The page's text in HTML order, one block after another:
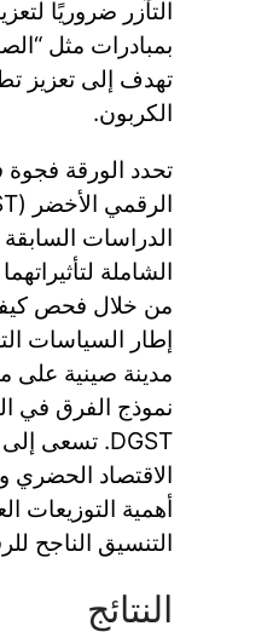
التآزر ضروريًا
بمبادرات مثل
تهدف إلى تعزيز
الكربون.
تحدد الورقة فجوة
الدراسات السابقة
الشاملة
الاقتصاد الحضري
أهمية التوزيعات
التنسيق الناجح
النتائج